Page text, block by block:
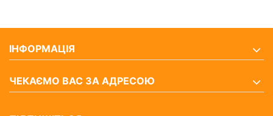
ІНФОРМАЦІЯ
ЧЕКАЄМО ВАС ЗА АДРЕСОЮ